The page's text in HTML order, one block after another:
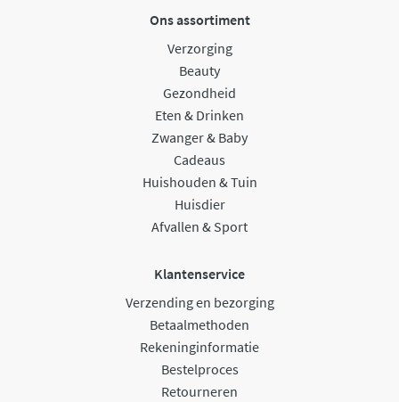
Ons assortiment
Verzorging
Beauty
Gezondheid
Eten & Drinken
Zwanger & Baby
Cadeaus
Huishouden & Tuin
Huisdier
Afvallen & Sport
Klantenservice
Verzending en bezorging
Betaalmethoden
Rekeninginformatie
Bestelproces
Retourneren